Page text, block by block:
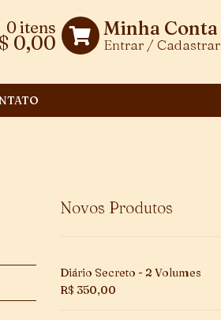
0 itens
0,00
Minha Conta
Entrar / Cadastrar
Novos Produtos
Diário Secreto - 2 Volumes
R$ 350,00